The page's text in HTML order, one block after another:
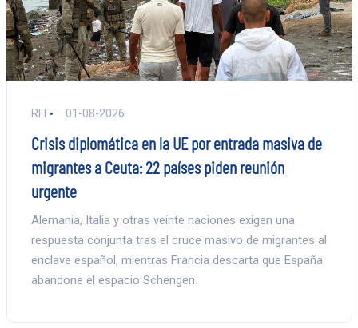
RFI 01-08-2026
Crisis diplomática en la UE por entrada masiva de
migrantes a Ceuta: 22 países piden reunión
urgente
Alemania, Italia y otras veinte naciones exigen una
respuesta conjunta tras el cruce masivo de migrantes al
enclave español, mientras Francia descarta que España
abandone el espacio Schengen.